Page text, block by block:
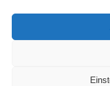
Proudly powered by